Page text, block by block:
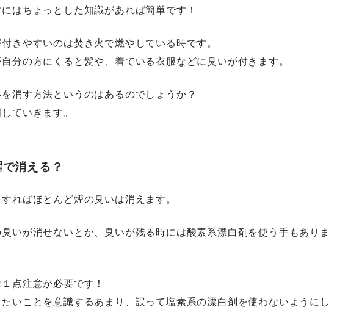
はちょっとした知識があれば簡単です！
きやすいのは焚き火で燃やしている時です。
分の方にくると髪や、着ている衣服などに臭いが付きます。
消す方法というのはあるのでしょうか？
ていきます。
消える？
ればほとんど煙の臭いは消えます。
いが消せないとか、臭いが残る時には酸素系漂白剤を使う手もありま
点注意が必要です！
いことを意識するあまり、誤って塩素系の漂白剤を使わないようにし